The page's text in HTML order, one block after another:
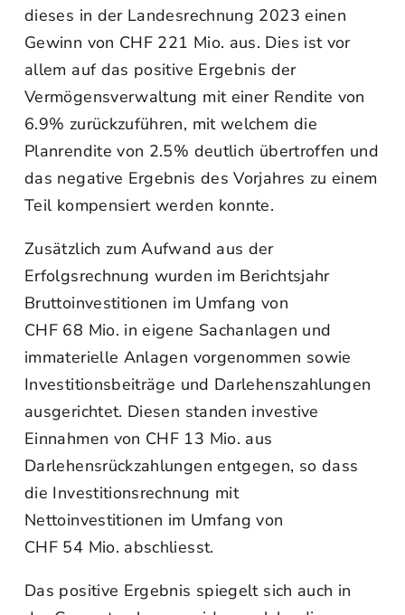
dieses in der Landesrechnung 2023 einen
Gewinn von CHF 221 Mio. aus. Dies ist vor
allem auf das positive Ergebnis der
Vermögensverwaltung mit einer Rendite von
6.9% zurückzuführen, mit welchem die
Planrendite von 2.5% deutlich übertroffen und
das negative Ergebnis des Vorjahres zu einem
Teil kompensiert werden konnte.
Zusätzlich zum Aufwand aus der
Erfolgsrechnung wurden im Berichtsjahr
Bruttoinvestitionen im Umfang von
CHF 68 Mio. in eigene Sachanlagen und
immaterielle Anlagen vorgenommen sowie
Investitionsbeiträge und Darlehenszahlungen
ausgerichtet. Diesen standen investive
Einnahmen von CHF 13 Mio. aus
Darlehensrückzahlungen entgegen, so dass
die Investitionsrechnung mit
Nettoinvestitionen im Umfang von
CHF 54 Mio. abschliesst.
Das positive Ergebnis spiegelt sich auch in